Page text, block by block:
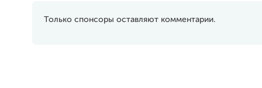
Только спонсоры оставляют комментарии.